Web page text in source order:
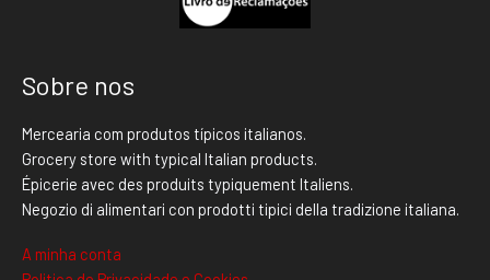
Sobre nos
Mercearia com produtos típicos italianos.
Grocery store with typical Italian products.
Épicerie avec des produits typiquement Italiens.
Negozio di alimentari con prodotti tipici della tradizione italiana.
A minha conta